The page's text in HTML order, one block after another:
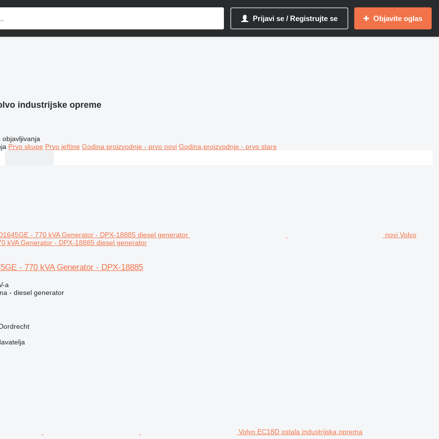
Prijavi se / Registrujte se Objavite oglas
industrijske opreme
objavljivanja
Prvo skupe Prvo jeftine Godina proizvodnje - prvo novi Godina proizvodnje - prvo stare
novi Volvo
kVA Generator - DPX-18885 diesel generator
- 770 kVA Generator - DPX-18885
a
- diesel generator
Volvo EC18D ostala industrijska oprema